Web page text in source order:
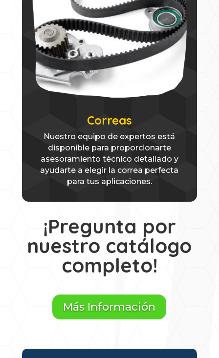
Correas
Nuestro equipo de expertos está
disponible para proporcionarte
asesoramiento técnico detallado y
ayudarte a elegir la correa perfecta
para tus aplicaciones.
¡Pregunta por
nuestro catálogo
completo!
Más Información